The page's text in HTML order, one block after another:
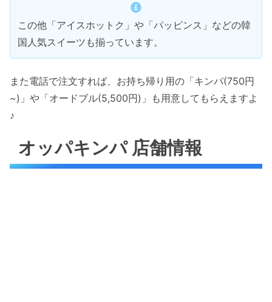
この他「アイスホットク」や「パッピンス」などの韓
国人気スイーツも揃っています。
また電話で注文すれば、お持ち帰り用の「キンパ(750円
~)」や「オードブル(5,500円)」も用意してもらえますよ
♪
オッパキンパ 店舗情報